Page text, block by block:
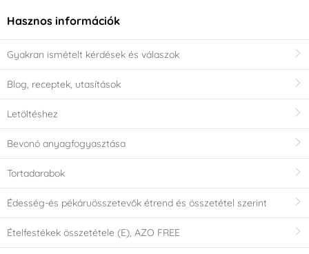
Hasznos információk
Gyakran ismételt kérdések és válaszok
Blog, receptek, utasítások
Letöltéshez
Bevonó anyagfogyasztása
Tortadarabok
Édesség-és pékáruösszetevők étrend és összetétel szerint
Ételfestékek összetétele (E), AZO FREE